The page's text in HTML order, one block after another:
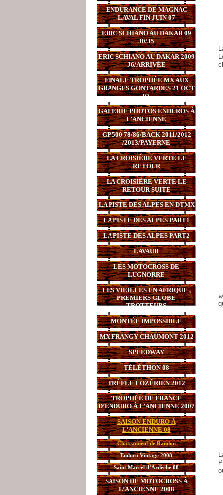
ENDURANCE DE MAGNAC
LAVAL FIN JUIN 07
ERIC SCHIANO AU DAKAR 09
J0/J5
ERIC SCHIANO AU DAKAR 2009
J6/ARRIVÉE
FINALE TROPHÉE MX AUX
GRANGES GONTARDES 21 OCT
07
GALERIE PHOTOS ENDUROS À
L’ANCIENNE
GP 500 78/86/BACK 2011/2012
/2013/PAYERNE
LA CROISIÈRE VERTE LE
RETOUR
LA CROISIÈRE VERTE LE
RETOUR SUITE
LA PISTE DES ALPES EN DTMX
LA PISTE DES ALPES PART1
LA PISTE DES ALPES PART2
LAVAUR
LES MOTOCROSS DE
LUGNORRE
LES VIEILLES EN AFRIQUE ,
PREMIERS GLOBE
TROTTEURS
MONTÉE IMPOSSIBLE
MX FRANGY CHAUMONT 2012
SPEEDWAY
TÉLÉTHON 08
TRÈFLE LOZÉRIEN 2012
TROPHÉE DE FRANCE
D’ENDURO À L’ANCIENNE 2007
SAISON ENDURO À
L’ANCIENNE 08
Chateauneuf de Randon
Enduro Vintage 2008
Saint Marcel d’Ardèche 08
SAISON DE MOTOCROSS À
L’ANCIENNE 2008